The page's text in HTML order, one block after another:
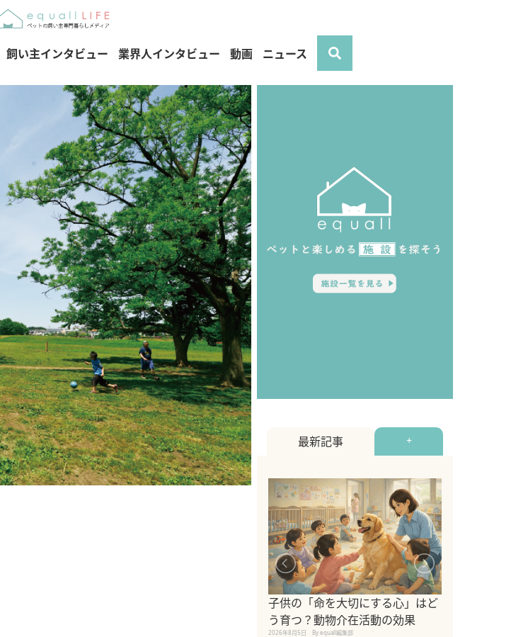
飼い主インタビュー 業界人インタビュー 動画 ニュース
最新記事 +
子供の「命を大切にする心」はど
う育つ？動物介在活動の効果
2026年8月5日 By equall編集部